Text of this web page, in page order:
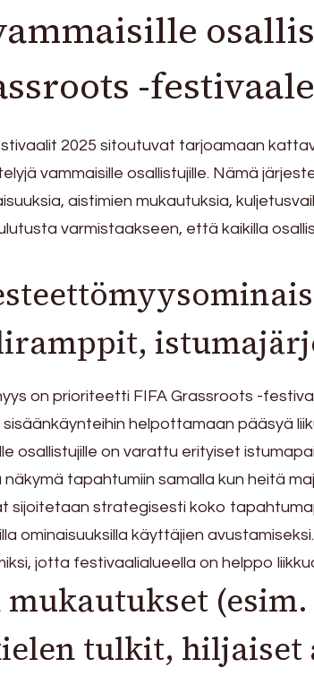
-
2025 sitoutuvat tarjoamaan
vammaisille osallistujille. Nämä
aistimien mukautuksia,
varmistaakseen, että kaikilla
on prioriteetti FIFA Grassroots -
helpottamaan pääsyä
osallistujille on varattu erityiset
tapahtumiin samalla kun heitä
sijoitetaan strategisesti koko
ominaisuuksilla käyttäjien
jotta festivaalialueella on helppo
(esim.
tulkit, hiljaiset